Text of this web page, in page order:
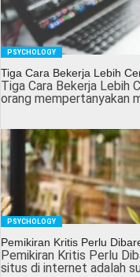
PSYCHOLOGY
Tiga Cara Bekerja Lebih
Tiga Cara Bekerja Lebih
orang mempertanyakan
PSYCHOLOGY
Pemikiran Kritis Perlu
Pemikiran Kritis Perlu
situs di internet adalah